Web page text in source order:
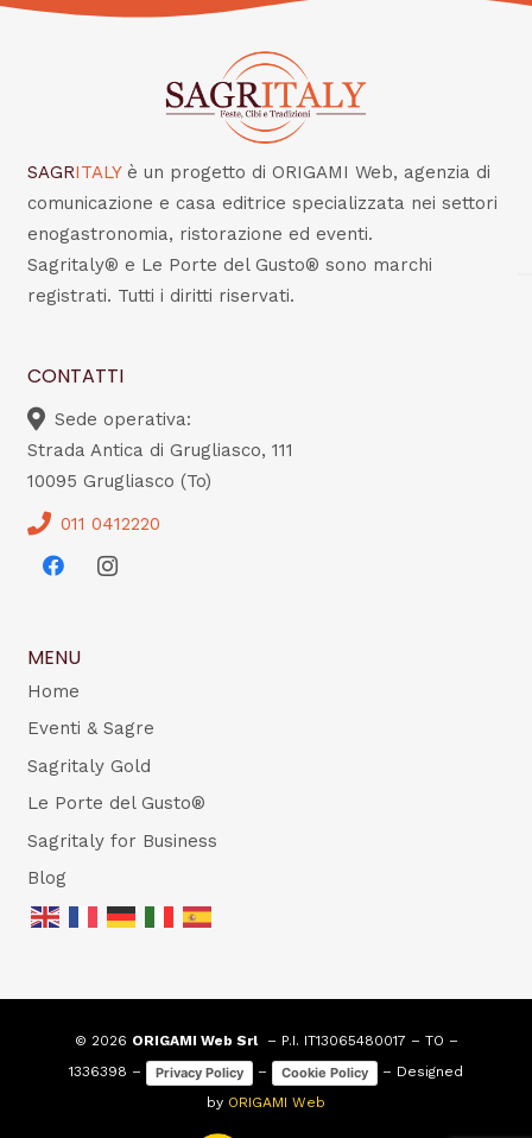
SAGRITALY è un progetto di ORIGAMI Web, agenzia di
comunicazione e casa editrice specializzata nei settori
enogastronomia, ristorazione ed eventi.
Sagritaly® e Le Porte del Gusto® sono marchi
registrati. Tutti i diritti riservati.
CONTATTI
Sede operativa:
Strada Antica di Grugliasco, 111
10095 Grugliasco (To)
011 0412220
MENU
Home
Eventi & Sagre
Sagritaly Gold
Le Porte del Gusto®
Sagritaly for Business
Blog
© 2026 ORIGAMI Web Srl– P.I. IT13065480017 – TO –
1336398 –
Privacy Policy – Cookie Policy
– Designed
by ORIGAMI Web